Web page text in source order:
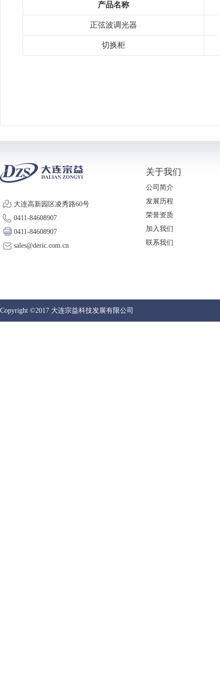
产品名称
正弦波调光器
切换柜
大连高新园区凌秀路60号
0411-84608907
0411-84608907
sales@deric.com.cn
关于我们
公司简介
发展历程
荣誉资质
加入我们
联系我们
Copyright ©2017 大连宗益科技发展有限公司